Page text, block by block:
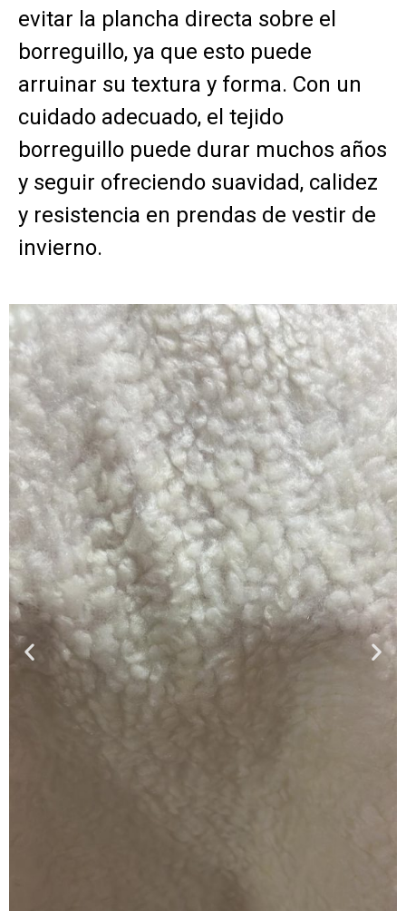
evitar la plancha directa sobre el
borreguillo, ya que esto puede
arruinar su textura y forma. Con un
cuidado adecuado, el tejido
borreguillo puede durar muchos años
y seguir ofreciendo suavidad, calidez
y resistencia en prendas de vestir de
invierno.